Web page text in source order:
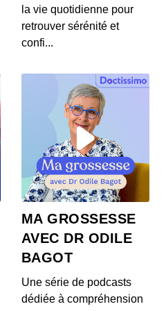
L'actu auto du 24 juillet 2020
Y A 6 ANS
la Mercedes Classe E restylée, la
L'actu auto du 23 juillet 2020
A 6 ANS
Vanquish 25 par Ian Callum entre
Quel est ce modèle ? On v...
L'actu auto du 22 juillet 2020
Y A 6 ANS
un SUV 100% électrique ? C’est la
de Ford ! On vos prés...
L'actu auto du 21 juillet 2020
A 6 ANS
ce mardi 21 juillet : des Renault Zoe
la vie quotidienne pour
retrouver sérénité et
confi...
MA GROSSESSE
AVEC DR ODILE
BAGOT
Une série de podcasts
dédiée à compréhension